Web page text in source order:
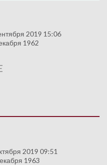
2019 15:06
1962
2019 09:51
1963